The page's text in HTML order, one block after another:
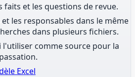
faits et les questions de revue.
les responsables dans le même
dans plusieurs fichiers.
l'utiliser comme source pour la
Excel